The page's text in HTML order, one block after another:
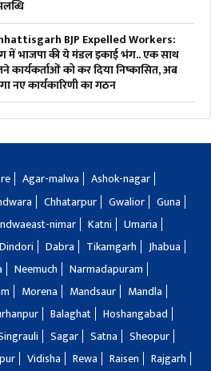
BJP Expelled Workers:
में भाजपा की ये मंडल इकाई भंग.. एक साथ
कार्यकर्ताओं को कर दिया निष्कासित, अब
नए कार्यकारिणी का गठन
Agar-malwa
Ashok-nagar
Chhatarpur Gwalior
Guna
nimar Katni
Umaria
Dindori Dabra Tikamgarh
Jhabua
Neemuch
Narmadapuram
Morena Mandsaur
Mandla
Balaghat
Hoshangabad
Sagar Satna
Sheopur
Vidisha Rewa Raisen
Rajgarh